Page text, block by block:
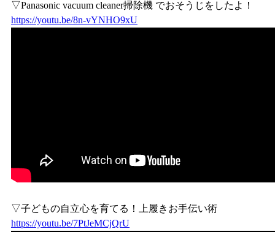
▽Panasonic vacuum cleaner掃除機 でおそうじをしたよ！
https://youtu.be/8n-vYNHO9xU
▽子どもの自立心を育てる！上履きお手伝い術
https://youtu.be/7PtJeMCjQrU